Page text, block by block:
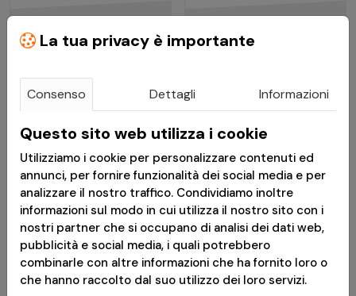
€ 33,51
€ 41,89
2.0 Ripstop Terra Brown
Consegna in 24h
€ 56,00
Terra Brown - Pentagon
Disponibile
Messaggio pubblicitario con finalità promozionale.Paga in 3
rate senza interessi è disponibile solo per acquisti idonei da €
30,00 a € 2.000,00. L'idoneità a Paga in 3 rate è soggetta ad
approvazione da parte di PayPal (Europe) S.à r.l. et Cie, S.C.A.,
che è il creditore. TAEG 0%. Prima di fare domanda, consulta il
Foglio Informativoe iTermini e Condizionidisponibili durante il
La tua privacy è importante
Consenso Dettagli Informazioni
Questo sito web utilizza i cookie
Utilizziamo i cookie per personalizzare contenuti ed
annunci, per fornire funzionalità dei social media e per
analizzare il nostro traffico. Condividiamo inoltre
informazioni sul modo in cui utilizza il nostro sito con i
nostri partner che si occupano di analisi dei dati web,
pubblicità e social media, i quali potrebbero
combinarle con altre informazioni che ha fornito loro o
che hanno raccolto dal suo utilizzo dei loro servizi.